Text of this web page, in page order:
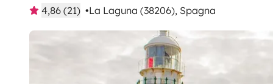
4,86 (21) La Laguna (38206), Spagna